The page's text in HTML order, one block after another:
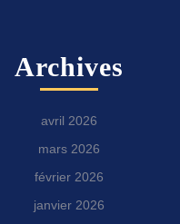
Archives
avril 2026
mars 2026
février 2026
janvier 2026